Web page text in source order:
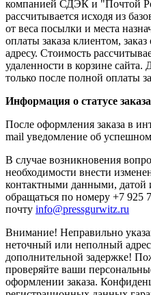
компанией СДЭК и "Почтой
рассчитывается исходя из
от веса посылки и места
оплаты заказа клиентом,
адресу. Стоимость
удаленности в корзине
только после полной оплаты
Информация о статусе заказа
После оформления заказа в
mail уведомление об
В случае возникновения
необходимости внести
контактными данными, датой
обращаться по номеру +7 925
почту info@pressgurwitz.ru
Внимание! Неправильно
неточный или неполный
дополнительной задержке!
проверяйте ваши
оформлении заказа.